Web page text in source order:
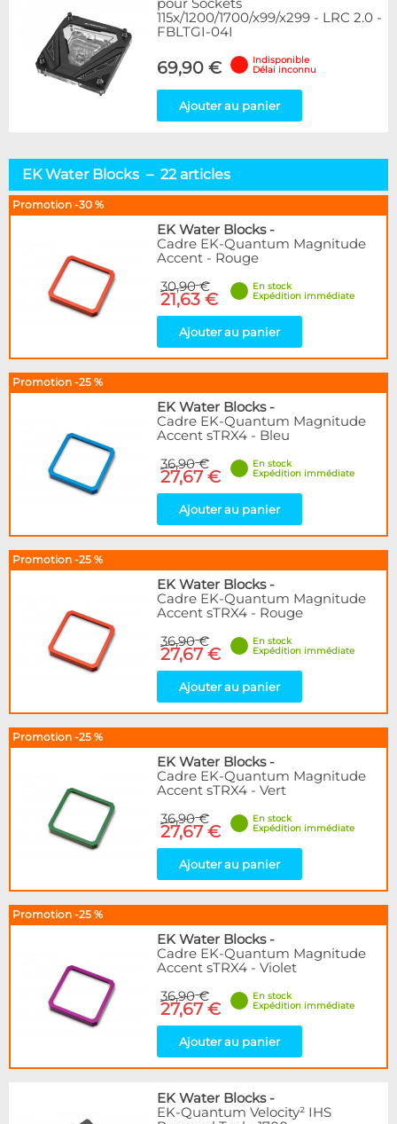
pour Sockets
115x/1200/1700/x99/x299 - LRC 2.0 -
FBLTGI-04I
69,90 €
Indisponible
Délai inconnu
Ajouter au panier
EK Water Blocks – 22 articles
Promotion -30 %
EK Water Blocks-
Cadre EK-Quantum Magnitude
Accent - Rouge
30,90 €
21,63 €
En stock
Expédition immédiate
Ajouter au panier
Promotion -25 %
EK Water Blocks-
Cadre EK-Quantum Magnitude
Accent sTRX4 - Bleu
36,90 €
27,67 €
En stock
Expédition immédiate
Ajouter au panier
Promotion -25 %
EK Water Blocks-
Cadre EK-Quantum Magnitude
Accent sTRX4 - Rouge
36,90 €
27,67 €
En stock
Expédition immédiate
Ajouter au panier
Promotion -25 %
EK Water Blocks-
Cadre EK-Quantum Magnitude
Accent sTRX4 - Vert
36,90 €
27,67 €
En stock
Expédition immédiate
Ajouter au panier
Promotion -25 %
EK Water Blocks-
Cadre EK-Quantum Magnitude
Accent sTRX4 - Violet
36,90 €
27,67 €
En stock
Expédition immédiate
Ajouter au panier
EK Water Blocks-
EK-Quantum Velocity² IHS